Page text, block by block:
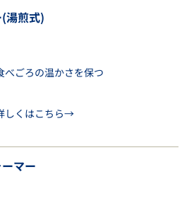
湯煎式)
べごろの温かさを保つ
しくはこちら→
マー